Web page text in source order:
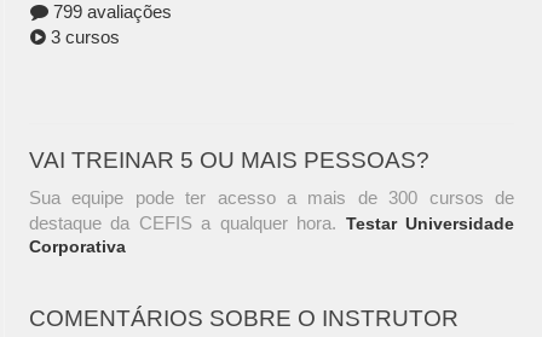
799 avaliações
3 cursos
VAI TREINAR 5 OU MAIS PESSOAS?
Sua equipe pode ter acesso a mais de 300 cursos de
destaque da CEFIS a qualquer hora. Testar Universidade
Corporativa
COMENTÁRIOS SOBRE O INSTRUTOR